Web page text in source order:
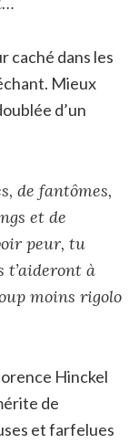
caché dans les
Mieux
d’un
de fantômes,
et de
peur, tu
t’aideront à
moins rigolo
Hinckel
de
et farfelues